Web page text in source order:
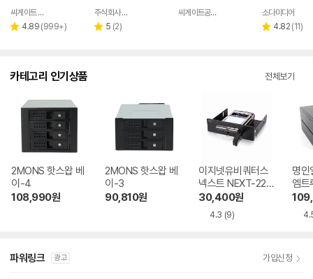
랙
페이
씨게이트 온라인몰
별 4.89 리
(999+)
주식회사 피아이디
별 5 리
(2)
씨게이트공식총판
페
소다미디어
별 4.82 리
(11)
카테고리 인기상품 전체보기
2MONS 핫스왑 베
이-4
108,990원
2MONS 핫스왑 베
이-3
90,810원
이지넷유비쿼터스
넥스트 NEXT-225
SSD
30,400원
4.3 (9)
명인
엠
L
파워링크 광고 가입신청